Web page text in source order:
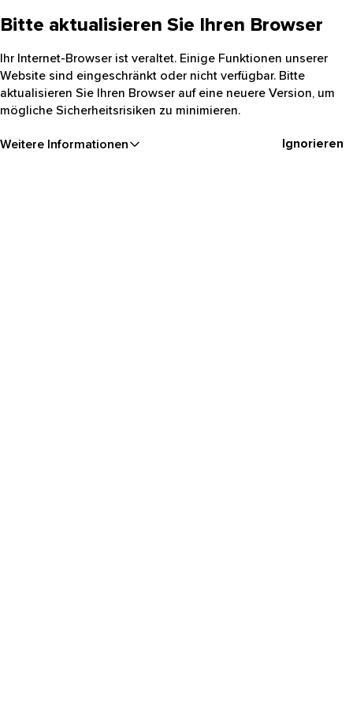
Bitte aktualisieren Sie Ihren Browser
Ihr Internet-Browser ist veraltet. Einige Funktionen unserer
Website sind eingeschränkt oder nicht verfügbar. Bitte
aktualisieren Sie Ihren Browser auf eine neuere Version, um
mögliche Sicherheitsrisiken zu minimieren.
Weitere Informationen Ignorieren